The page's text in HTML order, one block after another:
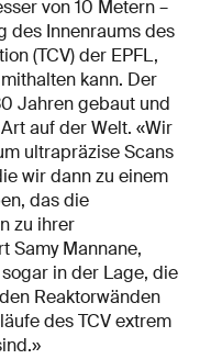
von 10 Metern –
des Innenraums des
(TCV) der EPFL,
kann. Der
Jahren gebaut und
auf der Welt. «Wir
ultrapräzise Scans
wir dann zu einem
das die
zu ihrer
Samy Mannane,
in der Lage, die
Reaktorwänden
des TCV extrem